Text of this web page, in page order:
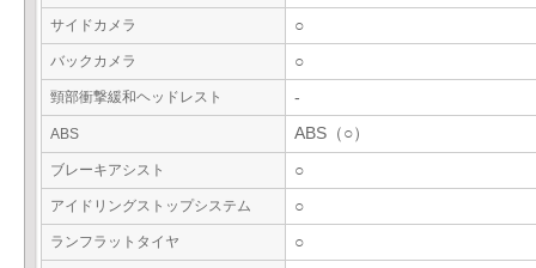
サイドカメラ ○
バックカメラ ○
頸部衝撃緩和ヘッドレスト -
ABS ABS（○）
ブレーキアシスト ○
アイドリングストップシステム ○
ランフラットタイヤ ○